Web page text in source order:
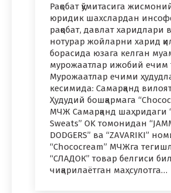
Рақобат қўмитасига
юридик шахслардан
рақобат, давлат харидлари
нотурар жойларни харид
борасида юзага келган
мурожаатлар ижобий ечим
Мурожаатлар ечими
кесимида: Самарқанд
Ҳудудий бошқармага
МЧЖ Самарқанд шаҳридаги
Sweats” OK томонидан
DODGERS” ва “ZAVARIKI”
“Chococream” MЧЖга
“СЛАДОК” товар белгиси
чиқарилаётган маҳсулотга…